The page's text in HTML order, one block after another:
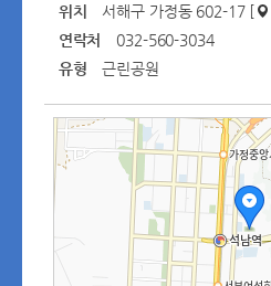
위치 서해구 가정동 602-17 [
연락처
032-560-3034
유형
근린공원